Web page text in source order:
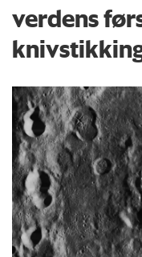
verdens